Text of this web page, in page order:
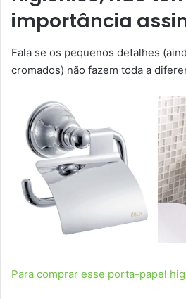
importância
Fala se os pequenos detalhes
cromados) não fazem toda a
Para comprar esse porta-papel